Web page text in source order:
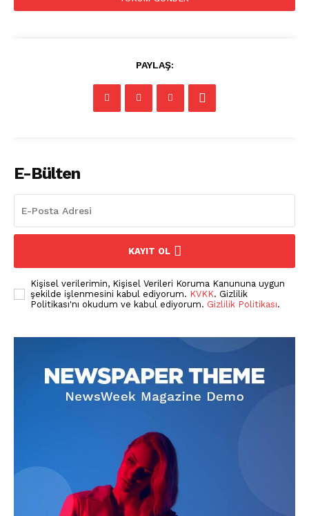
PAYLAŞ:
E-Bülten
KAYIT OL
Kişisel verilerimin, Kişisel Verileri Koruma Kanununa uygun
şekilde işlenmesini kabul ediyorum. KVKK. Gizlilik
Politikası'nı okudum ve kabul ediyorum. Gizlilik Politikası.